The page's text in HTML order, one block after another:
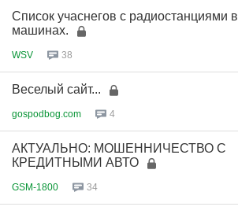
Список учаснегов с радиостанциями в
машинах.
WSV 38
Веселый сайт...
gospodbog.com 4
АКТУАЛЬНО: МОШЕННИЧЕСТВО С
КРЕДИТНЫМИ АВТО
GSM-1800 34